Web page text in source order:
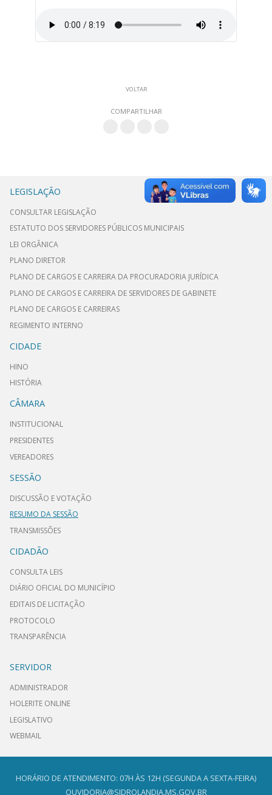
VOLTAR
COMPARTILHAR
LEGISLAÇÃO
CONSULTAR LEGISLAÇÃO
ESTATUTO DOS SERVIDORES PÚBLICOS MUNICIPAIS
LEI ORGÂNICA
PLANO DIRETOR
PLANO DE CARGOS E CARREIRA DA PROCURADORIA JURÍDICA
PLANO DE CARGOS E CARREIRA DE SERVIDORES DE GABINETE
PLANO DE CARGOS E CARREIRAS
REGIMENTO INTERNO
CIDADE
HINO
HISTÓRIA
CÂMARA
INSTITUCIONAL
PRESIDENTES
VEREADORES
SESSÃO
DISCUSSÃO E VOTAÇÃO
RESUMO DA SESSÃO
TRANSMISSÕES
CIDADÃO
CONSULTA LEIS
DIÁRIO OFICIAL DO MUNICÍPIO
EDITAIS DE LICITAÇÃO
PROTOCOLO
TRANSPARÊNCIA
SERVIDOR
ADMINISTRADOR
HOLERITE ONLINE
LEGISLATIVO
WEBMAIL
HORÁRIO DE ATENDIMENTO: 07H ÀS 12H (SEGUNDA A SEXTA-FEIRA)
OUVIDORIA@SIDROLANDIA.MS.GOV.BR